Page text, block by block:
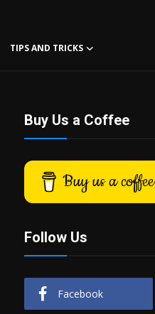
TIPS AND TRICKS
Buy Us a Coffee
Buy us a coffee
Follow Us
Facebook